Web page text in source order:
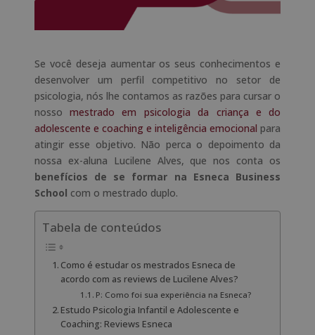
Se você deseja aumentar os seus conhecimentos e
desenvolver um perfil competitivo no setor de
psicologia, nós lhe contamos as razões para cursar o
nosso mestrado em psicologia da criança e do
adolescente e coaching e inteligência emocional para
atingir esse objetivo. Não perca o depoimento da
nossa ex-aluna Lucilene Alves, que nos conta os
benefícios de se formar na Esneca Business
School com o mestrado duplo.
Tabela de conteúdos
Como é estudar os mestrados Esneca de
acordo com as reviews de Lucilene Alves?
P: Como foi sua experiência na Esneca?
Estudo Psicologia Infantil e Adolescente e
Coaching: Reviews Esneca